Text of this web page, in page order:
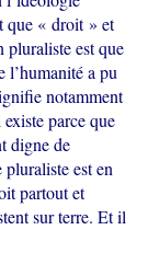
que « droit » et
est que
l’humanité a pu
notamment
parce que
digne de
est en
partout et
sur terre. Et il